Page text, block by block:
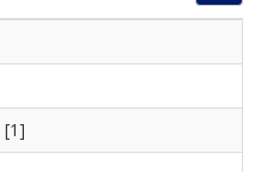
[1]